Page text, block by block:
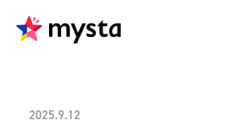
2025.9.12